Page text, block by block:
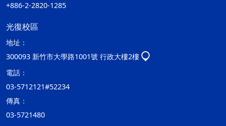
+886-2-2820-1285
光復校區
地址：
300093 新竹市大學路1001號 行政大樓2樓
電話：
03-5712121#52234
傳真：
03-5721480